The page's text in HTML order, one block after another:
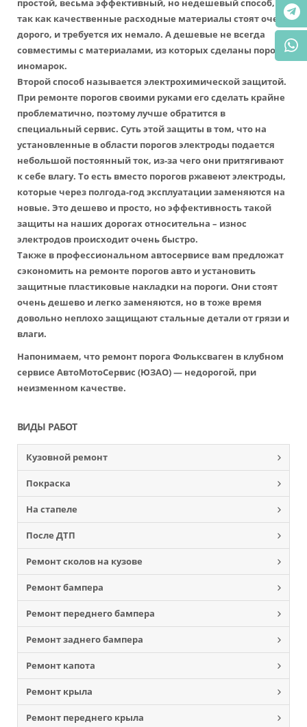
простой, весьма эффективный, но недешевый способ,
так как качественные расходные материалы стоят очень
дорого, и требуется их немало. А дешевые не всегда
совместимы с материалами, из которых сделаны пороги
иномарок.
Второй способ называется электрохимической защитой.
При ремонте порогов своими руками его сделать крайне
проблематично, поэтому лучше обратится в
специальный сервис. Суть этой защиты в том, что на
установленные в области порогов электроды подается
небольшой постоянный ток, из-за чего они притягивают
к себе влагу. То есть вместо порогов ржавеют электроды,
которые через полгода-год эксплуатации заменяются на
новые. Это дешево и просто, но эффективность такой
защиты на наших дорогах относительна – износ
электродов происходит очень быстро.
Также в профессиональном автосервисе вам предложат
сэкономить на ремонте порогов авто и установить
защитные пластиковые накладки на пороги. Они стоят
очень дешево и легко заменяются, но в тоже время
довольно неплохо защищают стальные детали от грязи и
влаги.
Напонимаем, что ремонт порога Фольксваген в клубном
сервисе АвтоМотоСервис (ЮЗАО) — недорогой, при
неизменном качестве.
ВИДЫ РАБОТ
Кузовной ремонт
Покраска
На стапеле
После ДТП
Ремонт сколов на кузове
Ремонт бампера
Ремонт переднего бампера
Ремонт заднего бампера
Ремонт капота
Ремонт крыла
Ремонт переднего крыла